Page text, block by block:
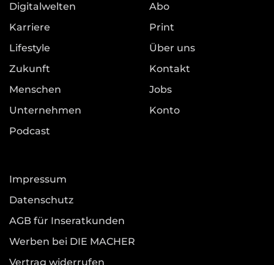
Digitalwelten
Karriere
Lifestyle
Zukunft
Menschen
Unternehmen
Podcast
Abo
Print
Über uns
Kontakt
Jobs
Konto
Impressum
Datenschutz
AGB für Inseratkunden
Werben bei DIE MACHER
Vertrag widerrufen